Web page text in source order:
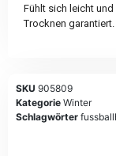
Fühlt sich leicht
Trocknen garantiert.
SKU 905809
Kategorie Winter
Schlagwörter